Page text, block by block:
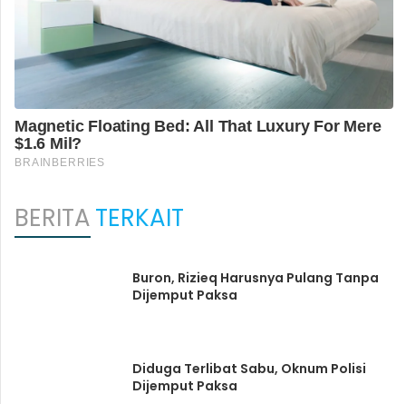
BERITATERKAIT
Buron, Rizieq Harusnya Pulang Tanpa
Dijemput Paksa
Diduga Terlibat Sabu, Oknum Polisi
Dijemput Paksa